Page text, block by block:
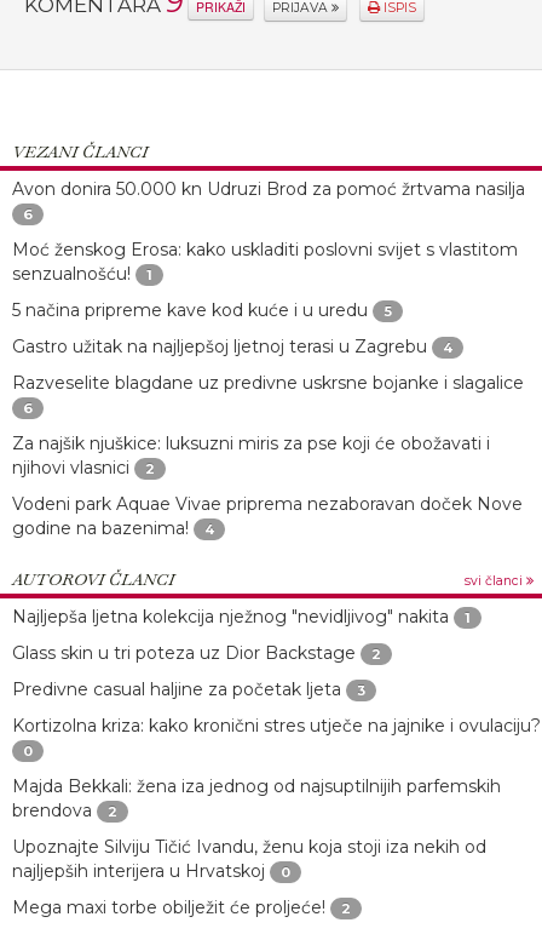
PRIKAŽI PRIJAVA ISPIS
VEZANI ČLANCI
Avon donira 50.000 kn Udruzi Brod za pomoć žrtvama nasilja
6
Moć ženskog Erosa: kako uskladiti poslovni svijet s vlastitom
senzualnošću!
1
5 načina pripreme kave kod kuće i u uredu 5
Gastro užitak na najljepšoj ljetnoj terasi u Zagrebu 4
Razveselite blagdane uz predivne uskrsne bojanke i slagalice
6
Za najšik njuškice: luksuzni miris za pse koji će obožavati i
njihovi vlasnici
2
Vodeni park Aquae Vivae priprema nezaboravan doček Nove
godine na bazenima!
4
AUTOROVI ČLANCI svi članci
Najljepša ljetna kolekcija nježnog "nevidljivog" nakita 1
Glass skin u tri poteza uz Dior Backstage 2
Predivne casual haljine za početak ljeta 3
Kortizolna kriza: kako kronični stres utječe na jajnike i ovulaciju?
0
Majda Bekkali: žena iza jednog od najsuptilnijih parfemskih
brendova
2
Upoznajte Silviju Tičić Ivandu, ženu koja stoji iza nekih od
najljepših interijera u Hrvatskoj
0
Mega maxi torbe obilježit će proljeće! 2